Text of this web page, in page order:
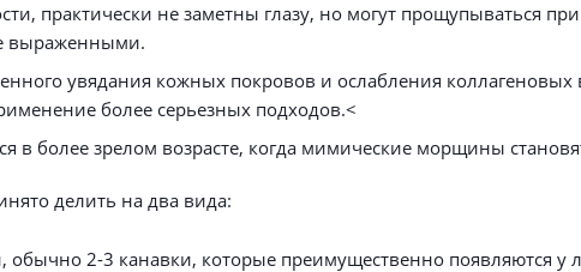
практически не заметны глазу, но могут прощупываться
выраженными.
увядания кожных покровов и ослабления
более серьезных подходов.<
в более зрелом возрасте, когда мимические морщины
делить на два вида:
обычно 2-3 канавки, которые преимущественно появляются